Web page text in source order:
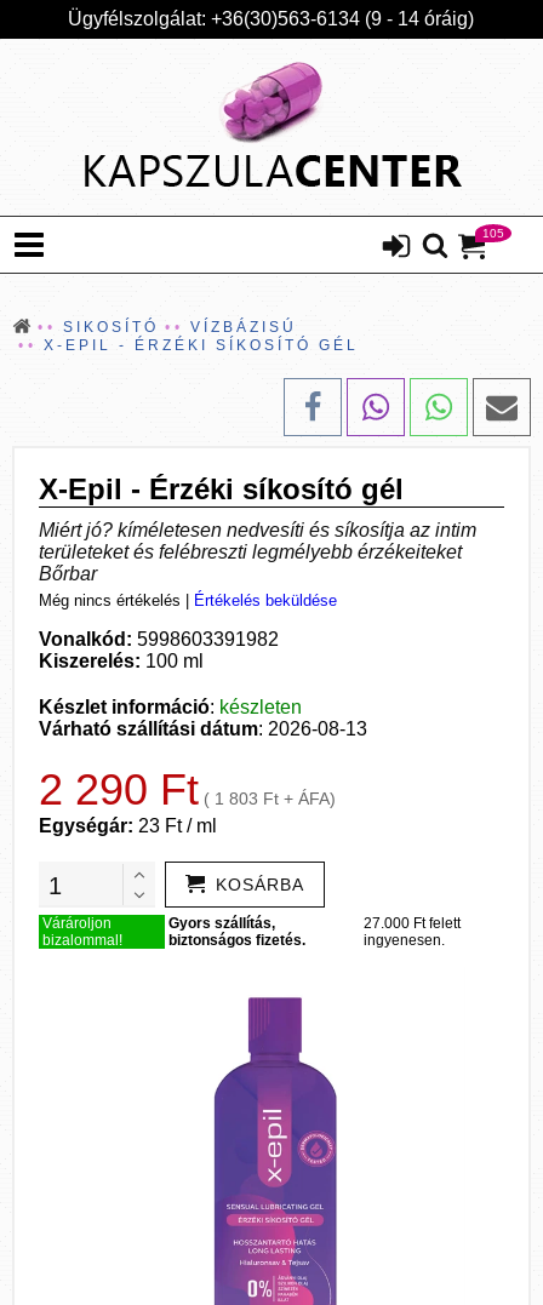
Ügyfélszolgálat: +36(30)563-6134 (9 - 14 óráig)
105
SIKOSÍTÓ
VÍZBÁZISÚ
X-EPIL - ÉRZÉKI SÍKOSÍTÓ GÉL
X-Epil - Érzéki síkosító gél
Miért jó? kíméletesen nedvesíti és síkosítja az intim
területeket és felébreszti legmélyebb érzékeiteket
Bőrbar
Még nincs értékelés Értékelés beküldése
Vonalkód: 5998603391982
Kiszerelés: 100 ml
Készlet információ: készleten
Várható szállítási dátum: 2026-08-13
2 290 Ft ( 1 803 Ft + ÁFA)
Egységár: 23 Ft / ml
KOSÁRBA
Várároljon
bizalommal!
Gyors szállítás,
biztonságos fizetés.
27.000 Ft felett
ingyenesen.